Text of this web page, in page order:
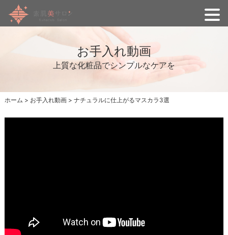
お手入れ動画
上質な化粧品でシンプルなケアを
ホーム > お手入れ動画> ナチュラルに仕上がるマスカラ3選